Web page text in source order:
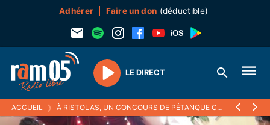
Adhérer Faire un don (déductible)
Play
LE DIRECT
ACCUEIL ❯ À RISTOLAS, UN CONCOURS DE PÉTANQUE COMPLÈTEMENT PERCHÉ